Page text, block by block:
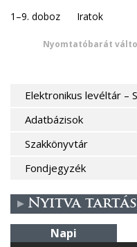
1–9. doboz Iratok
Nyomtatóbarát
Elektronikus levéltár –
Adatbázisok
Szakkönyvtár
Fondjegyzék
Nyitva tartás
Napi